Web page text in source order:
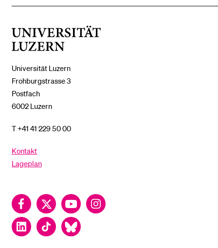
Universität Luzern
Frohburgstrasse 3
Postfach
6002 Luzern
T +41 41 229 50 00
Kontakt
Lageplan
FacebookTwitter YouTubeInstagram
LinkedInTikTok Bluesky
DAS